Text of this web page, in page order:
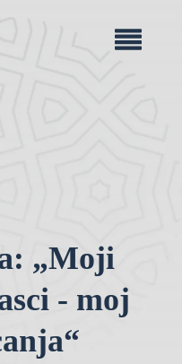
„Moji
- moj